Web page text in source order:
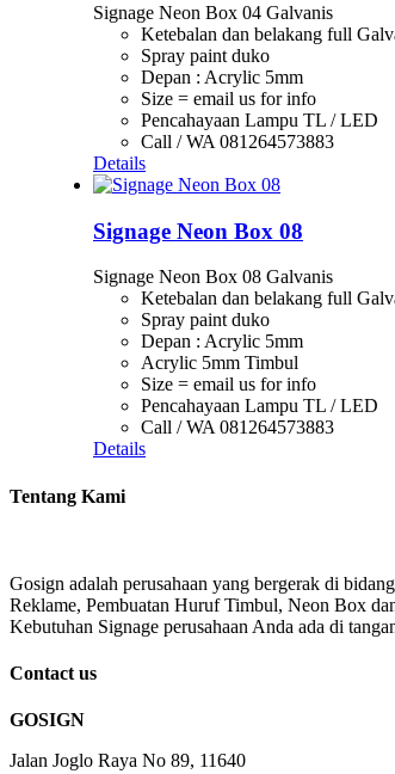
Signage Neon Box 04 Galvanis
Ketebalan dan belakang full
Spray paint duko
Depan : Acrylic 5mm
Size = email us for info
Pencahayaan Lampu TL / LED
Call / WA 081264573883
Details
Signage Neon Box 08
Signage Neon Box 08 Galvanis
Ketebalan dan belakang full
Spray paint duko
Depan : Acrylic 5mm
Acrylic 5mm Timbul
Size = email us for info
Pencahayaan Lampu TL / LED
Call / WA 081264573883
Details
Tentang Kami
Gosign adalah perusahaan yang bergerak di
Reklame, Pembuatan Huruf Timbul, Neon Box
Kebutuhan Signage perusahaan Anda ada di
Contact us
GOSIGN
Jalan Joglo Raya No 89, 11640